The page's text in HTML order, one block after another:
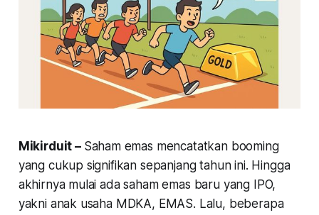
Mikirduit – Saham emas mencatatkan booming
yang cukup signifikan sepanjang tahun ini. Hingga
akhirnya mulai ada saham emas baru yang IPO,
yakni anak usaha MDKA, EMAS. Lalu, beberapa